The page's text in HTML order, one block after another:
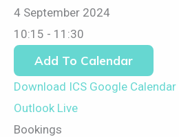
4 September 2024
10:15 - 11:30
Add To Calendar
Download ICS Google Calendar
Outlook Live
Bookings